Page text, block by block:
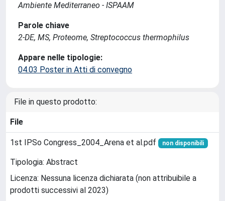
Ambiente Mediterraneo - ISPAAM
Parole chiave
2-DE, MS, Proteome, Streptococcus thermophilus
Appare nelle tipologie:
04.03 Poster in Atti di convegno
File in questo prodotto:
File
1st IPSo Congress_2004_Arena et al.pdf non disponibili
Tipologia: Abstract
Licenza: Nessuna licenza dichiarata (non attribuibile a
prodotti successivi al 2023)